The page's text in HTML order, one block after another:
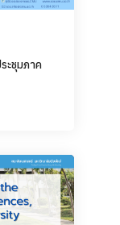
ะชุมภาค